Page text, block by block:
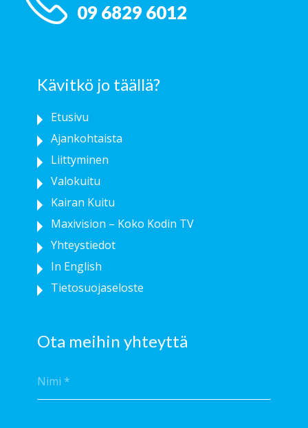
09 6829 6012
Kävitkö jo täällä?
Etusivu
Ajankohtaista
Liittyminen
Valokuitu
Kairan Kuitu
Maxivision – Koko Kodin TV
Yhteystiedot
In English
Tietosuojaseloste
Ota meihin yhteyttä